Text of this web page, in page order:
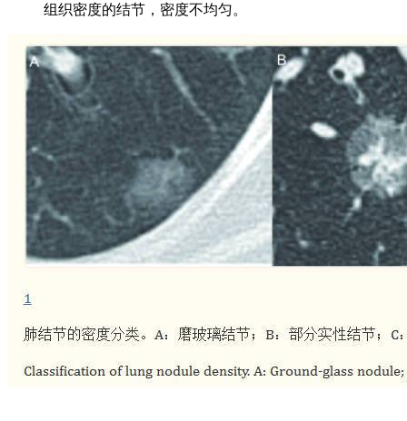
组织密度的结节，密度不均匀。